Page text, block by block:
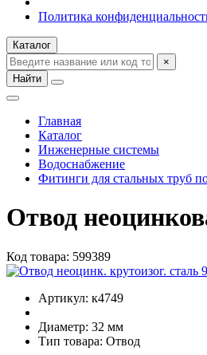
Политика
Каталог
×
Найти
Главная
Каталог
Инженерные системы
Водоснабжение
Фитинги для стальных труб
Отвод
Код товара: 599389
Артикул: к4749
Диаметр: 32 мм
Тип товара: Отвод